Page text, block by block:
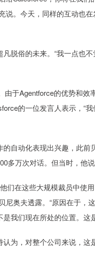
。今天，同样的互动也
俗的未来。“我一点也不
于Agentforce的优势和效
的一位发言人表示，“
动化表现出兴趣，此前
多万次对话。但当时，他
在这些大规模裁员中使
尼奥夫透露。“原因在于，
我们现在所处的位置。
，对整个公司来说，这